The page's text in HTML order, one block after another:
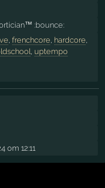
:bounce:
frenchcore hardcore
uptempo
om 12:11